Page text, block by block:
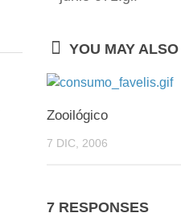
YOU MAY
Zooilógico
7 DIC, 2006
7 RESPONSES